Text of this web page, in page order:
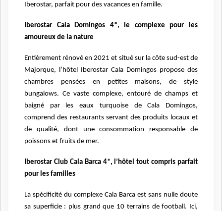
Iberostar, parfait pour des vacances en famille.
Iberostar Cala Domingos 4*, le complexe pour les
amoureux de la nature
Entièrement rénové en 2021 et situé sur la côte sud-est de
Majorque, l’hôtel Iberostar Cala Domingos propose des
chambres pensées en petites maisons, de style
bungalows. Ce vaste complexe, entouré de champs et
baigné par les eaux turquoise de Cala Domingos,
comprend des restaurants servant des produits locaux et
de qualité, dont une consommation responsable de
poissons et fruits de mer.
Iberostar Club Cala Barca 4*, l’hôtel tout compris parfait
pour les familles
La spécificité du complexe Cala Barca est sans nulle doute
sa superficie : plus grand que 10 terrains de football. Ici,